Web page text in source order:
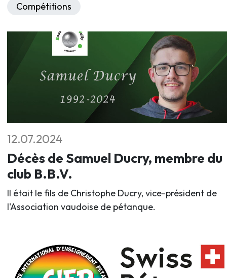
Compétitions
12.07.2024
Décès de Samuel Ducry, membre du
club B.B.V.
Il était le fils de Christophe Ducry, vice-président de
l'Association vaudoise de pétanque.